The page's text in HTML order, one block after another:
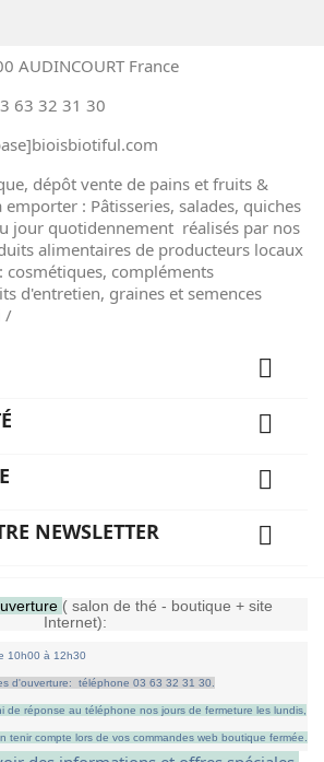
AUDINCOURT France
63 32 31 30
dépôt vente de pains et fruits &
: Pâtisseries, salades, quiches
jour quotidennement réalisés par nos
alimentaires de producteurs locaux
cosmétiques, compléments
d'entretien, graines et semences
/



NEWSLETTER 
( salon de thé - boutique + site
Internet):
10h00 à 12h30
d'ouverture: téléphone 03 63 32 31 30.
de réponse au téléphone nos jours de fermeture les lundis,
tenir compte lors de vos commandes web boutique fermée.